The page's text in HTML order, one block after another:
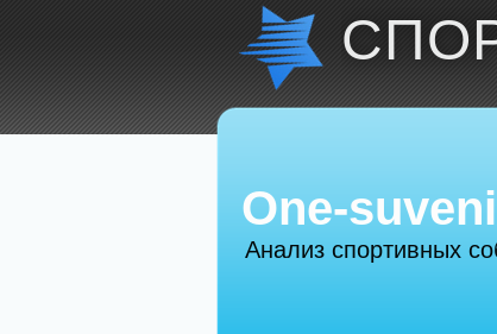
One-
Анализ спортивных